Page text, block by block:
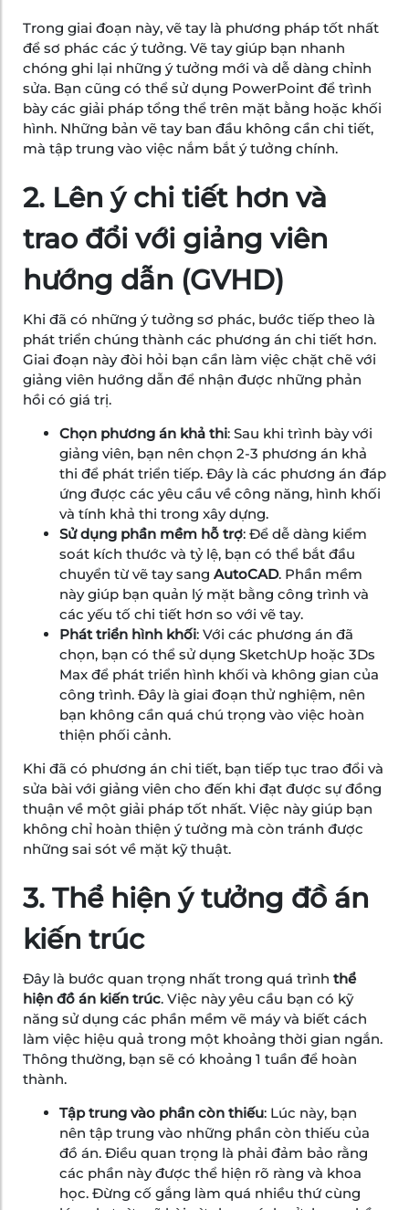
Trong giai đoạn này, vẽ tay là phương pháp tốt nhất
để sơ phác các ý tưởng. Vẽ tay giúp bạn nhanh
chóng ghi lại những ý tưởng mới và dễ dàng chỉnh
sửa. Bạn cũng có thể sử dụng PowerPoint để trình
bày các giải pháp tổng thể trên mặt bằng hoặc khối
hình. Những bản vẽ tay ban đầu không cần chi tiết,
mà tập trung vào việc nắm bắt ý tưởng chính.
2. Lên ý chi tiết hơn và
trao đổi với giảng viên
hướng dẫn (GVHD)
Khi đã có những ý tưởng sơ phác, bước tiếp theo là
phát triển chúng thành các phương án chi tiết hơn.
Giai đoạn này đòi hỏi bạn cần làm việc chặt chẽ với
giảng viên hướng dẫn để nhận được những phản
hồi có giá trị.
Chọn phương án khả thi: Sau khi trình bày với
giảng viên, bạn nên chọn 2-3 phương án khả
thi để phát triển tiếp. Đây là các phương án đáp
ứng được các yêu cầu về công năng, hình khối
và tính khả thi trong xây dựng.
Sử dụng phần mềm hỗ trợ: Để dễ dàng kiểm
soát kích thước và tỷ lệ, bạn có thể bắt đầu
chuyển từ vẽ tay sang AutoCAD. Phần mềm
này giúp bạn quản lý mặt bằng công trình và
các yếu tố chi tiết hơn so với vẽ tay.
Phát triển hình khối: Với các phương án đã
chọn, bạn có thể sử dụng SketchUp hoặc 3Ds
Max để phát triển hình khối và không gian của
công trình. Đây là giai đoạn thử nghiệm, nên
bạn không cần quá chú trọng vào việc hoàn
thiện phối cảnh.
Khi đã có phương án chi tiết, bạn tiếp tục trao đổi và
sửa bài với giảng viên cho đến khi đạt được sự đồng
thuận về một giải pháp tốt nhất. Việc này giúp bạn
không chỉ hoàn thiện ý tưởng mà còn tránh được
những sai sót về mặt kỹ thuật.
3. Thể hiện ý tưởng đồ án
kiến trúc
Đây là bước quan trọng nhất trong quá trình thể
hiện đồ án kiến trúc. Việc này yêu cầu bạn có kỹ
năng sử dụng các phần mềm vẽ máy và biết cách
làm việc hiệu quả trong một khoảng thời gian ngắn.
Thông thường, bạn sẽ có khoảng 1 tuần để hoàn
thành.
Tập trung vào phần còn thiếu: Lúc này, bạn
nên tập trung vào những phần còn thiếu của
đồ án. Điều quan trọng là phải đảm bảo rằng
các phần này được thể hiện rõ ràng và khoa
học. Đừng cố gắng làm quá nhiều thứ cùng